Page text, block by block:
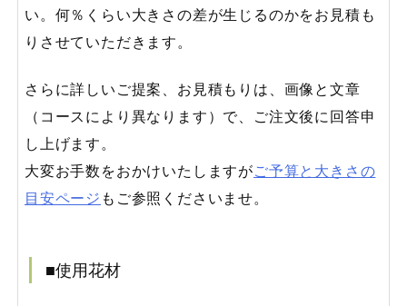
い。何％くらい大きさの差が生じるのかをお見積も
りさせていただきます。
さらに詳しいご提案、お見積もりは、画像と文章
（コースにより異なります）で、ご注文後に回答申
し上げます。
大変お手数をおかけいたしますがご予算と大きさの
目安ページ もご参照くださいませ。
■使用花材